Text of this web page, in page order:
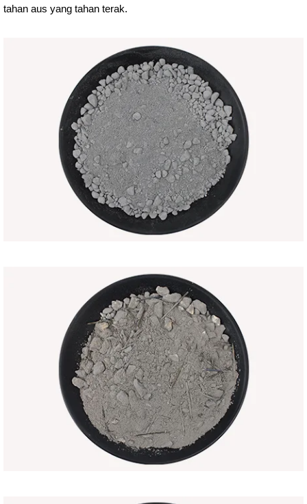
tahan aus yang tahan terak.